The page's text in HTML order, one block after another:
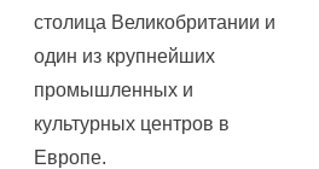
столица Великобритании и
один из крупнейших
промышленных и
культурных центров в
Европе.